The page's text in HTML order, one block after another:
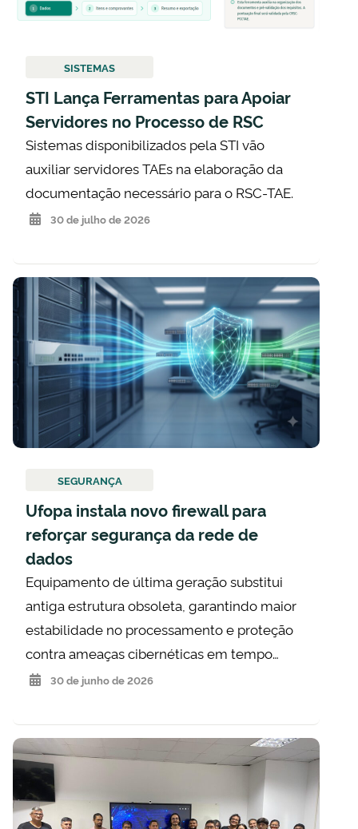
SISTEMAS
STI Lança Ferramentas para Apoiar
Servidores no Processo de RSC
Sistemas disponibilizados pela STI vão
auxiliar servidores TAEs na elaboração da
documentação necessário para o RSC-TAE.
30 de julho de 2026
SEGURANÇA
Ufopa instala novo firewall para
reforçar segurança da rede de
dados
Equipamento de última geração substitui
antiga estrutura obsoleta, garantindo maior
estabilidade no processamento e proteção
contra ameaças cibernéticas em tempo…
30 de junho de 2026